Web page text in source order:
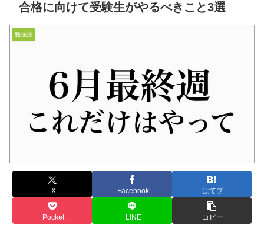
合格に向けて受験生がやるべきこと3選
勉強法
X Facebook はてブ
Pocket LINE コピー